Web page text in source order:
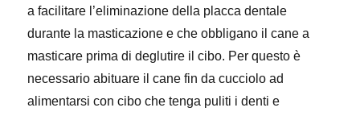
a facilitare l’eliminazione della placca dentale
durante la masticazione e che obbligano il cane a
masticare prima di deglutire il cibo. Per questo è
necessario abituare il cane fin da cucciolo ad
alimentarsi con cibo che tenga puliti i denti e